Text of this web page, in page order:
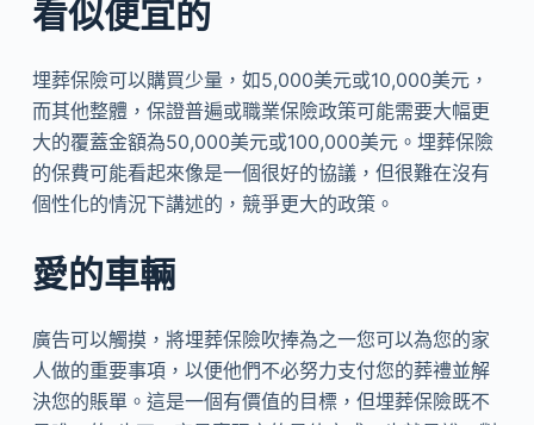
看似便宜的
埋葬保險可以購買少量，如5,000美元或10,000美元，
而其他整體，保證普遍或職業保險政策可能需要大幅更
大的覆蓋金額為50,000美元或100,000美元。埋葬保險
的保費可能看起來像是一個很好的協議，但很難在沒有
個性化的情況下講述的，競爭更大的政策。
愛的車輛
廣告可以觸摸，將埋葬保險吹捧為之一您可以為您的家
人做的重要事項，以便他們不必努力支付您的葬禮並解
決您的賬單。這是一個有價值的目標，但埋葬保險既不